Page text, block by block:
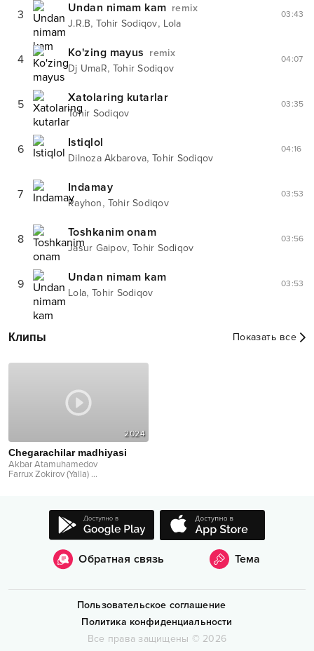
3 Undan nimam kam remix
J.R.B,Tohir Sodiqov, Lola
03:43
4 Ko'zing mayus remix
Dj UmaR, Tohir Sodiqov
04:07
5 Xatolaring kutarlar
Tohir Sodiqov
03:35
6 Istiqlol
Dilnoza Akbarova, Tohir Sodiqov
04:16
7 Indamay
Rayhon, Tohir Sodiqov
03:53
8 Toshkanim onam
Jasur Gaipov, Tohir Sodiqov
03:56
9 Undan nimam kam
Lola, Tohir Sodiqov
03:53
Клипы Показать все
2024
Chegarachilar madhiyasi
Akbar Atamuhamedov
Farrux Zokirov (Yalla) ...
Обратная связь Тема
Пользовательское соглашение
Политика конфиденциальности
Все права защищены © 2026